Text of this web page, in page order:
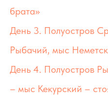
брата»
День 3. Полуостров
Рыбачий, мыс
День 4. Полуостров
– мыс Кекурский –